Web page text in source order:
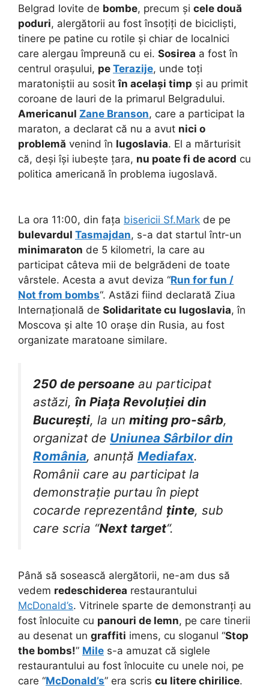
Belgrad lovite de bombe, precum și cele două
poduri, alergătorii au fost însoțiți de bicicliști,
tinere pe patine cu rotile și chiar de localnici
care alergau împreună cu ei. Sosirea a fost în
centrul orașului, pe Terazije, unde toți
maratoniștii au sositîn același timp și au primit
coroane de lauri de la primarul Belgradului.
Americanul Zane Branson, care a participat la
maraton, a declarat că nu a avut nici o
problemă venind în Iugoslavia. El a mărturisit
că, deși își iubește țara, nu poate fi de acord cu
politica americană în problema iugoslavă.
La ora 11:00, din fața bisericii Sf.Mark de pe
bulevardul Tasmajdan, s-a dat startul într-un
minimaraton de 5 kilometri, la care au
participat câteva mii de belgrădeni de toate
vârstele. Acesta a avut deviza “Run for fun /
Not from bombs“. Astăzi fiind declarată Ziua
Internațională de Solidaritate cu Iugoslavia, în
Moscova și alte 10 orașe din Rusia, au fost
organizate maratoane similare.
250 de persoane au participat
astăzi, în Piața Revoluției din
București, la un miting pro-sârb,
organizat de Uniunea Sârbilor din
România, anunță Mediafax.
Românii care au participat la
demonstrație purtau în piept
cocarde reprezentând ținte, sub
care scria “Next target“.
Până să sosească alergătorii, ne-am dus să
vedem redeschiderea restaurantului
McDonald’s. Vitrinele sparte de demonstranți au
fost înlocuite cu panouri de lemn, pe care tinerii
au desenat un graffiti imens, cu sloganul “Stop
the bombs!” Mile s-a amuzat că siglele
restaurantului au fost înlocuite cu unele noi, pe
care “McDonald’s” era scris cu litere chirilice.